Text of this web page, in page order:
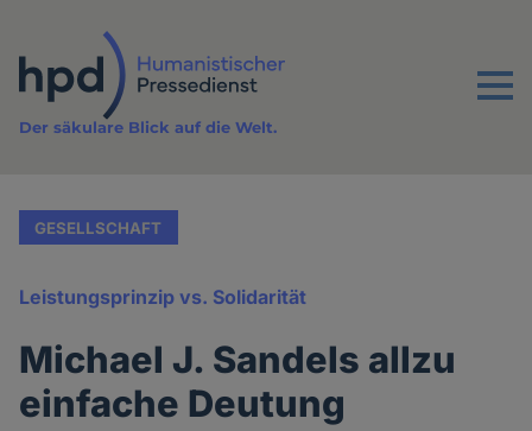
Inhalt
Menu
Der säkulare Blick auf die Welt.
GESELLSCHAFT
Leistungsprinzip vs. Solidarität
Michael J. Sandels allzu
einfache Deutung